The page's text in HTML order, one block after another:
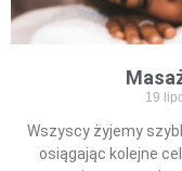
19
Wszyscy żyjemy
osiągając kolejne